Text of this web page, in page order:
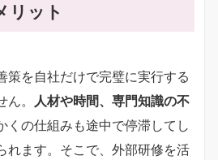
リット
策を自社だけで完璧に実行する
。 人材や時間、専門知識の不
くの仕組みも途中で停滞してし
れます。そこで、外部研修を活